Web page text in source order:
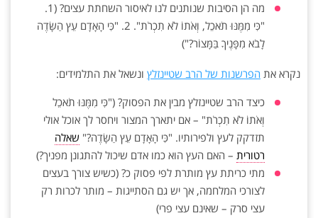
מה הן הסיבות שנותנים לנו לאיסור השחתת עצים? (1.
"כִּי מִמֶּנּוּ תֹאכֵל, וְאֹתוֹ לֹא תִכְרֹת". 2. "כִּי הָאָדָם עֵץ הַשָּׂדֶה
לָבֹא מִפָּנֶיךָ בַּמָּצוֹר?")
נקרא את הפרשנות של הרב שטיינזלץ ונשאל את התלמידים:
כיצד הרב שטיינזלץ מבין את הפסוק? ("כִּי מִמֶּנּוּ תֹאכֵל
וְאֹתוֹ לֹא תִכְרֹת" – אם יתארך המצור ויחסר לך אוכל אולי
תזדקק לעץ ולפירותיו. "כִּי הָאָדָם עֵץ הַשָּׂדֶה?" שאלה
רטורית – האם העץ הוא כמו אדם שיכול להתגונן מפניך?)
מתי כריתת עץ מותרת לפי פסוק כ? (כשיש צורך בעצים
לצורכי המלחמה, אך יש גם הסתייגות – מותר לכרות רק
עצי סרק – שאינם עצי פרי)